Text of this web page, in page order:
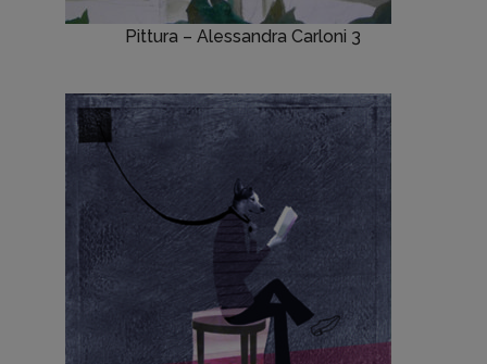
Pittura – Alessandra Carloni 3